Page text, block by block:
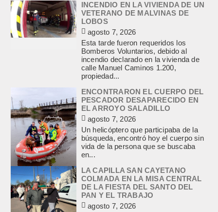
INCENDIO EN LA VIVIENDA DE UN
VETERANO DE MALVINAS DE
LOBOS
agosto 7, 2026
Esta tarde fueron requeridos los
Bomberos Voluntarios, debido al
incendio declarado en la vivienda de
calle Manuel Caminos 1.200,
propiedad...
ENCONTRARON EL CUERPO DEL
PESCADOR DESAPARECIDO EN
EL ARROYO SALADILLO
agosto 7, 2026
Un helicóptero que participaba de la
búsqueda, encontró hoy el cuerpo sin
vida de la persona que se buscaba
en...
LA CAPILLA SAN CAYETANO
COLMADA EN LA MISA CENTRAL
DE LA FIESTA DEL SANTO DEL
PAN Y EL TRABAJO
agosto 7, 2026